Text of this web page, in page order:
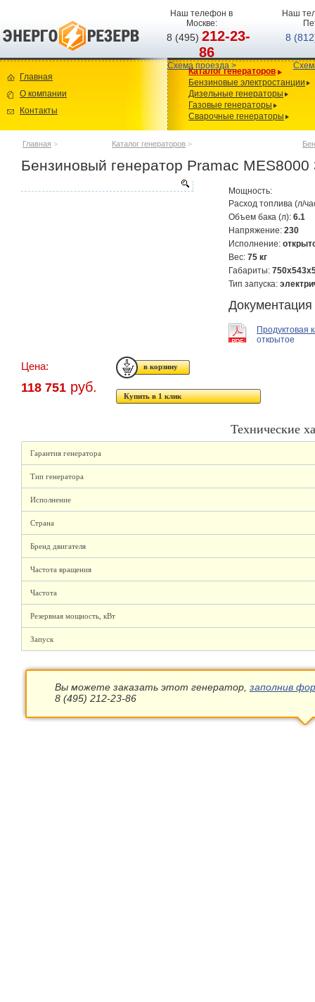
Наш телефон в
Москве:
8 (495)212-23-
86
Схема проезда >
Наш
8
Главная
О компании
Контакты
Каталог генераторов
Бензиновые электростанции
Дизельные генераторы
Газовые генераторы
Сварочные генераторы
Главная > Каталог генераторов >
Бензиновый генератор Pramac
Мощность:
Расход топлива (л/
Объем бака (л): 6.1
Напряжение: 230
Исполнение:
Вес: 75 кг
Габариты:
Тип запуска:
Документация
Продуктовая
открытое
Цена:
118 751 руб.
Купить в 1 клик
Технические
Гарантия генератора
Тип генератора
Исполнение
Страна
Бренд двигателя
Частота вращения
Частота
Резервная мощность, кВт
Запуск
Вы можете заказать этот генератор, заполнив
8 (495) 212-23-86